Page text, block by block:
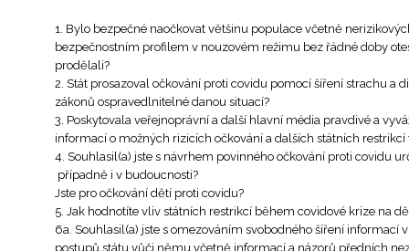
1. Bylo bezpečné naočkovat většinu populace včetně
bezpečnostním profilem v nouzovém režimu bez řádné doby
prodělali?
2. Stát prosazoval očkování proti covidu pomocí šíření strachu a
zákonů ospravedlnitelné danou situací?
3. Poskytovala veřejnoprávní a další hlavní média pravdivé a
informací o možných rizicích očkování a dalších státních
4. Souhlasil(a) jste s návrhem povinného očkování proti covidu
případně i v budoucnosti?
Jste pro očkování dětí proti covidu?
5. Jak hodnotíte vliv státních restrikcí během covidové krize na
6a. Souhlasil(a) jste s omezováním svobodného šíření
postupů státu vůči němu včetně informací a názorů předních